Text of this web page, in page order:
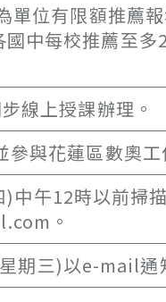
位有限額推薦
中每校推薦至
線上授課辦理。
與花蓮區數奧工
午12時以前掃
。
期三)以e-mail通